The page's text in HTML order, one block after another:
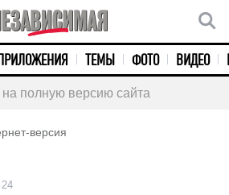
ПРИЛОЖЕНИЯ ТЕМЫ ФОТО ВИДЕО
на полную версию сайта
версия
24